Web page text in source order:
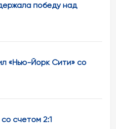
победу над
«Нью-Йорк Сити» со
счетом 2:1